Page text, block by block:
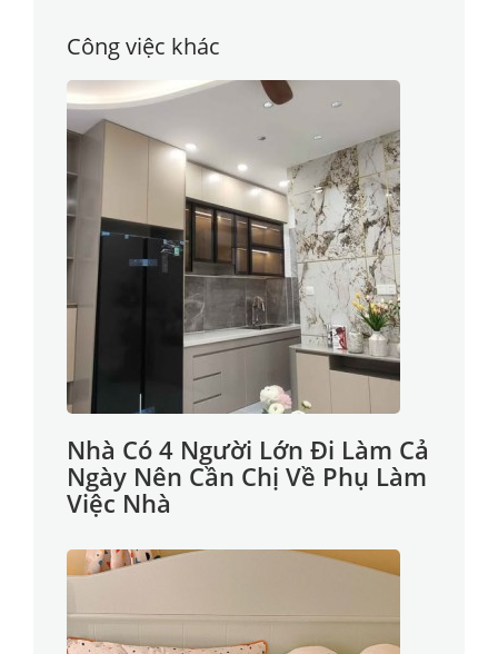
Công việc khác
Nhà Có 4 Người Lớn Đi Làm Cả
Ngày Nên Cần Chị Về Phụ Làm
Việc Nhà